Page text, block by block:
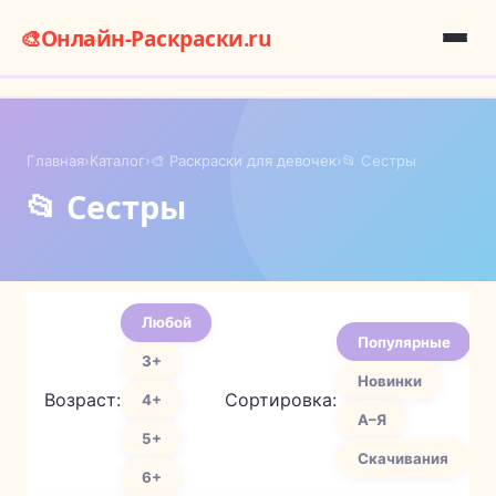
🎨Онлайн-Раскраски.ru
Главная›Каталог›🎨 Раскраски для девочек›📂 Сестры
📂 Сестры
Возраст:
Любой
3+
4+
5+
6+
Сортировка:
Популярные
Новинки
А–Я
Скачивания